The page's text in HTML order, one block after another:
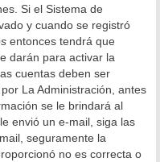
Si el Sistema de
y cuando se registró
entonces tendrá que
darán para activar la
cuentas deben ser
La Administración, antes
se le brindará al
envió un e-mail, siga las
seguramente la
no es correcta o